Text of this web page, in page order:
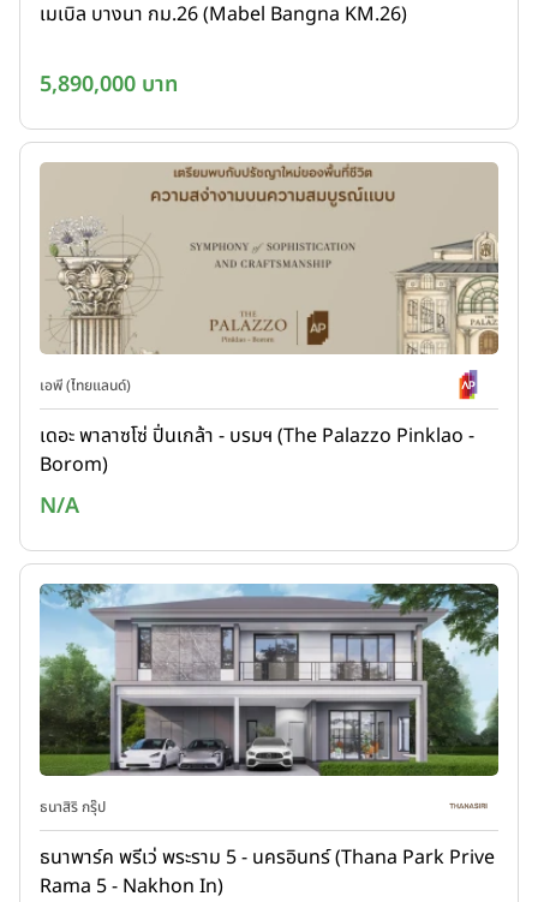
เมเบิล บางนา กม.26 (Mabel Bangna KM.26)
5,890,000 บาท
เอพี (ไทยแลนด์)
เดอะ พาลาซโซ่ ปิ่นเกล้า - บรมฯ (The Palazzo Pinklao -
Borom)
N/A
ธนาสิริ กรุ๊ป
ธนาพาร์ค พรีเว่ พระราม 5 - นครอินทร์ (Thana Park Prive
Rama 5 - Nakhon In)